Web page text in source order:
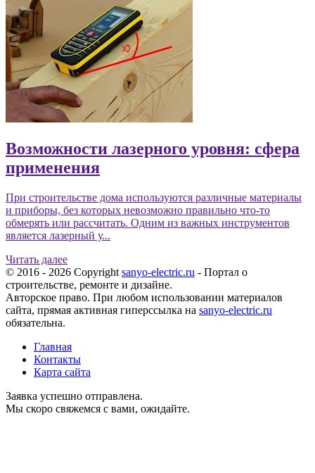
Возможности лазерного уровня: сфера
применения
При строительстве дома используются различные материалы
и приборы, без которых невозможно правильно что-то
обмерять или рассчитать. Одним из важных инструментов
является лазерный у...
Читать далее
© 2016 - 2026 Copyright sanyo-electric.ru - Портал о
строительстве, ремонте и дизайне.
Авторское право. При любом использовании материалов
сайта, прямая активная гиперссылка на sanyo-electric.ru
обязательна.
Главная
Контакты
Карта сайта
Заявка успешно отправлена.
Мы скоро свяжемся с вами, ожидайте.